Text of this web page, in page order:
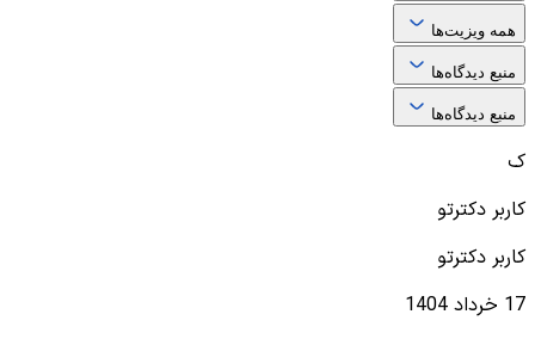
همه ویزیت‌ها
منبع دیدگاه‌ها
منبع دیدگاه‌ها
ک
کاربر دکترتو
کاربر دکترتو
17 خرداد 1404